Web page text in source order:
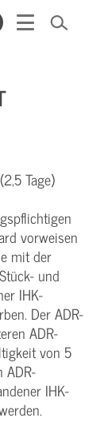
Tage)
vorweisen
mit der
und
IHK-
Der ADR-
ADR-
von 5
ADR-
IHK-